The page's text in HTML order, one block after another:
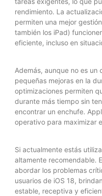
rendimiento. La
permiten una mejor
también los iPad)
eficiente, incluso en
Además, aunque no es un
pequeñas mejoras en la
optimizaciones permiten
durante más tiempo sin
encontrar un enchufe.
operativo para maximizar
Si actualmente estás
altamente recomendable.
abordar los problemas
usuarios de iOS 18,
estable, receptiva y